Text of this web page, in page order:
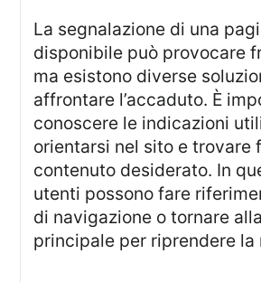
La segnalazione di una pagina non
disponibile può provocare
ma esistono diverse
affrontare l’accaduto. È
conoscere le indicazioni
orientarsi nel sito e trovare
contenuto desiderato. In
utenti possono fare
di navigazione o tornare
principale per riprendere la